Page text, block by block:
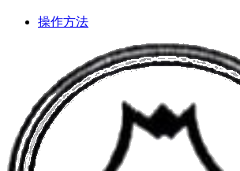
操作方法